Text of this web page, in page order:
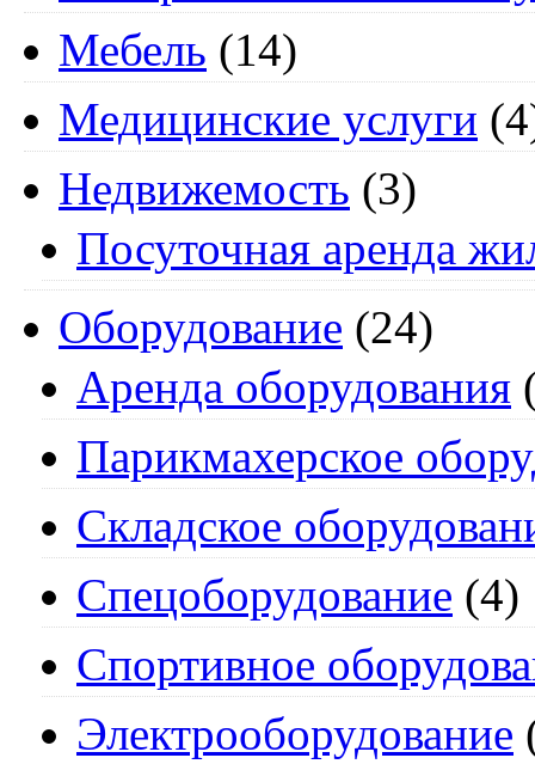
Мебель (14)
Медицинские услуги
Недвижемость (3)
Посуточная аренда
Оборудование (24)
Аренда оборудования
Парикмахерское
Складское
Спецоборудование (4)
Спортивное
Электрооборудование